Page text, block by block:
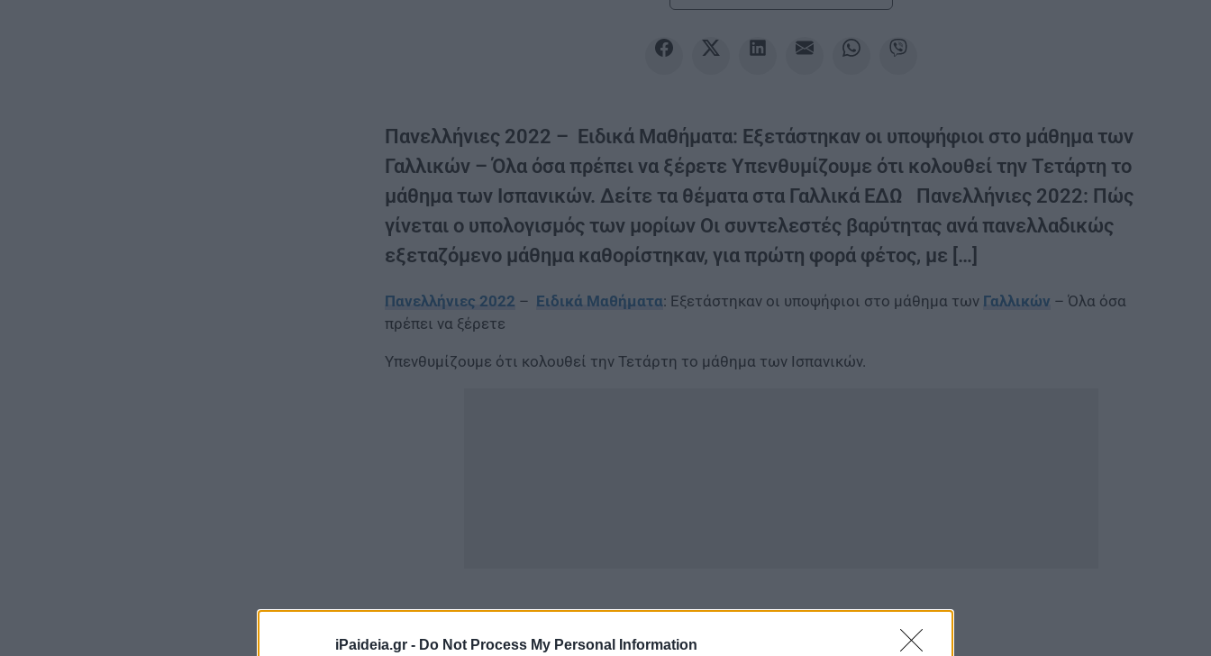
iPaideia.gr - Do Not Process My Personal Information
Πανελλήνιες 2022 – Ειδικά Μαθήματα: Εξετάστηκαν οι υποψήφιοι στο μάθημα των
Γαλλικών – Όλα όσα πρέπει να ξέρετε Υπενθυμίζουμε ότι κολουθεί την Τετάρτη το
μάθημα των Ισπανικών. Δείτε τα θέματα στα Γαλλικά ΕΔΩ Πανελλήνιες 2022: Πώς
γίνεται ο υπολογισμός των μορίων Οι συντελεστές βαρύτητας ανά πανελλαδικώς
εξεταζόμενο μάθημα καθορίστηκαν, για πρώτη φορά φέτος, με […]
Πανελλήνιες 2022 – Ειδικά Μαθήματα: Εξετάστηκαν οι υποψήφιοι στο μάθημα των Γαλλικών – Όλα όσα
πρέπει να ξέρετε
Υπενθυμίζουμε ότι κολουθεί την Τετάρτη το μάθημα των Ισπανικών.
Δείτε τα θέματα στα ΓαλλικάΕΔΩ